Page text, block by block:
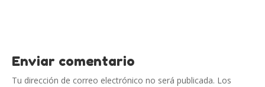
Enviar comentario
Tu dirección de correo electrónico no será publicada. Los